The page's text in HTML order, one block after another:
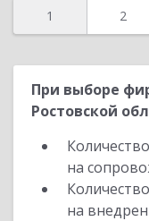
1 2
При выборе
Ростовской
на
на